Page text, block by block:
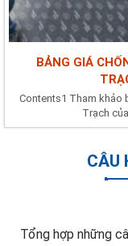
BẢNG GIÁ
Contents1 Tham khảo
Trạch
CÂU
Tổng hợp những